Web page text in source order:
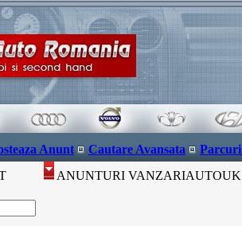
Anunt Cautare Avansata
ANUNTURI